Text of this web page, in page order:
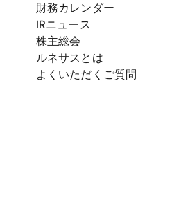
財務カレンダー
IRニュース
株主総会
ルネサスとは
よくいただくご質問